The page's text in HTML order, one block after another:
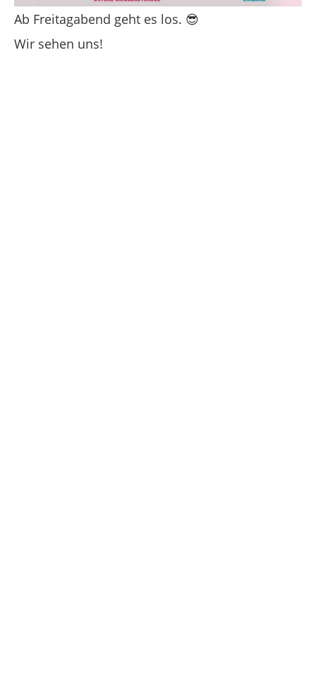
Ab Freitagabend geht es los. 😎
Wir sehen uns!